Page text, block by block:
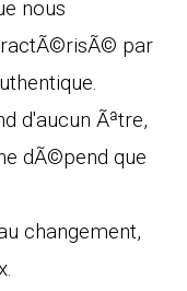
nous
par
d'aucun Ãªtre,
dÃ©pend que
changement,